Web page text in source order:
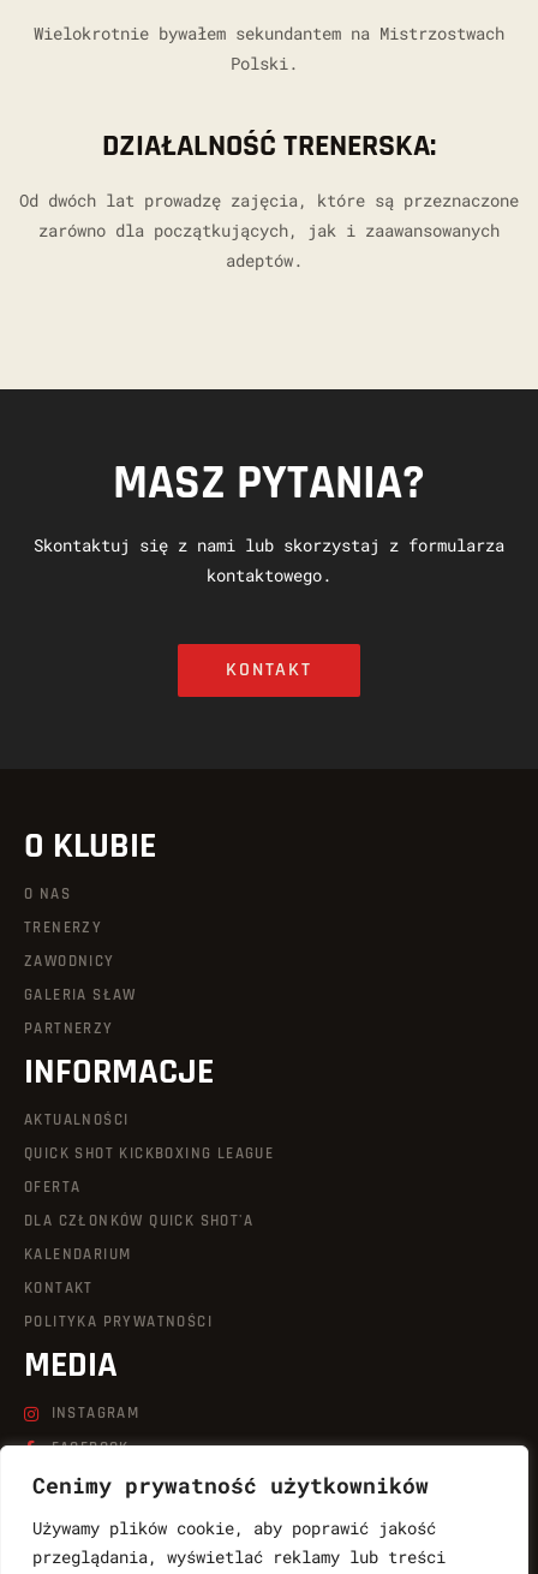
Cenimy prywatność użytkowników
Używamy plików cookie, aby poprawić jakość
przeglądania, wyświetlać reklamy lub treści
Wielokrotnie bywałem sekundantem na Mistrzostwach
Polski.
DZIAŁALNOŚĆ TRENERSKA:
Od dwóch lat prowadzę zajęcia, które są przeznaczone
zarówno dla początkujących, jak i zaawansowanych
adeptów.
MASZ PYTANIA?
Skontaktuj się z nami lub skorzystaj z formularza
kontaktowego.
KONTAKT
O KLUBIE
O NAS
TRENERZY
ZAWODNICY
GALERIA SŁAW
PARTNERZY
INFORMACJE
AKTUALNOŚCI
QUICK SHOT KICKBOXING LEAGUE
OFERTA
DLA CZŁONKÓW QUICK SHOT'A
KALENDARIUM
KONTAKT
POLITYKA PRYWATNOŚCI
MEDIA
INSTAGRAM
FACEBOOK
LINKEDIN
YOUTUBE